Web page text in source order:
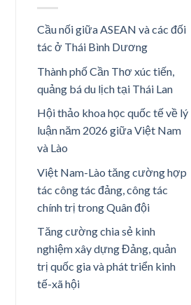
Cầu nối giữa ASEAN và các đối
tác ở Thái Bình Dương
Thành phố Cần Thơ xúc tiến,
quảng bá du lịch tại Thái Lan
Hội thảo khoa học quốc tế về lý
luận năm 2026 giữa Việt Nam
và Lào
Việt Nam-Lào tăng cường hợp
tác công tác đảng, công tác
chính trị trong Quân đội
Tăng cường chia sẻ kinh
nghiệm xây dựng Đảng, quản
trị quốc gia và phát triển kinh
tế-xã hội